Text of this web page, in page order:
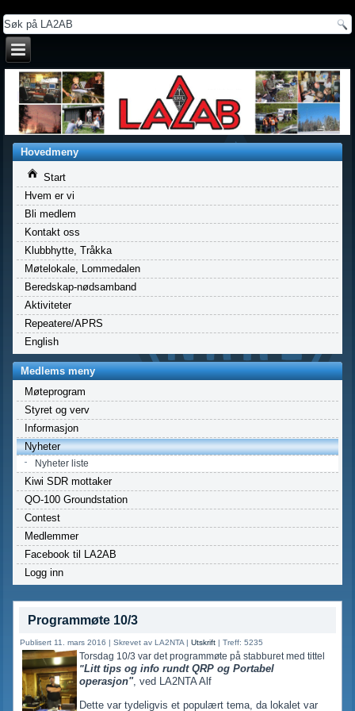
Hovedmeny
Start
Hvem er vi
Bli medlem
Kontakt oss
Klubbhytte, Tråkka
Møtelokale, Lommedalen
Beredskap-nødsamband
Aktiviteter
Repeatere/APRS
English
Medlems meny
Møteprogram
Styret og verv
Informasjon
Nyheter
Nyheter liste
Kiwi SDR mottaker
QO-100 Groundstation
Contest
Medlemmer
Facebook til LA2AB
Logg inn
Programmøte 10/3
Publisert 11. mars 2016 |Skrevet av LA2NTA |Utskrift |Treff: 5235
Torsdag 10/3 var det programmøte på stabburet med tittel
"Litt tips og info rundt QRP og Portabel
operasjon", ved LA2NTA Alf
Dette var tydeligvis et populært tema, da lokalet var